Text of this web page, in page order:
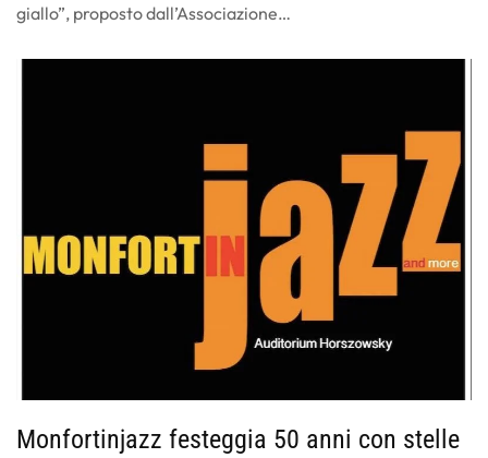
giallo”, proposto dall’Associazione…
Monfortinjazz festeggia 50 anni con stelle